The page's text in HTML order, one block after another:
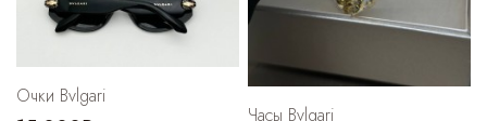
Очки Bvlgari
Часы Bvlgari